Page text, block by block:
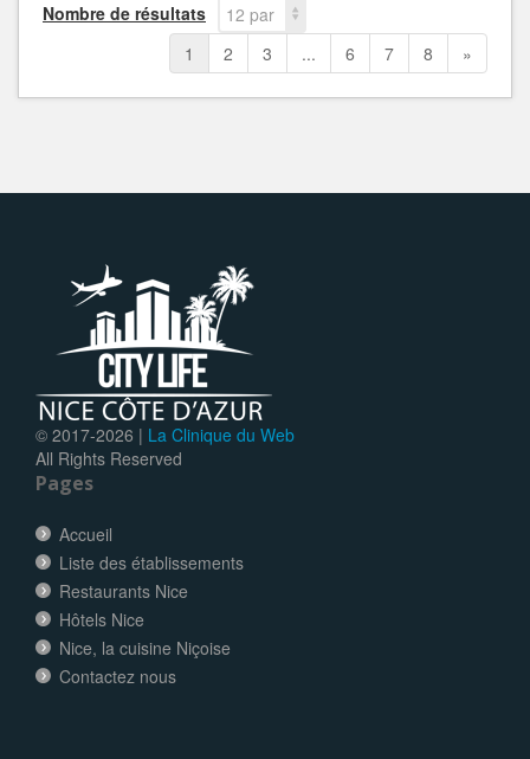
Nombre de résultats
12 par
page
1 2 3 ... 6 7 8 »
© 2017-2026 | La Clinique du Web
All Rights Reserved
Pages
Accueil
Liste des établissements
Restaurants Nice
Hôtels Nice
Nice, la cuisine Niçoise
Contactez nous